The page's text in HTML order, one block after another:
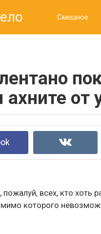
Смешное
от
всех, кто хоть
которого